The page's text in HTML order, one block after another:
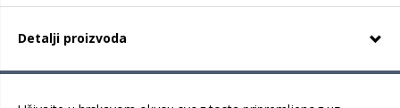
Detalji proizvoda